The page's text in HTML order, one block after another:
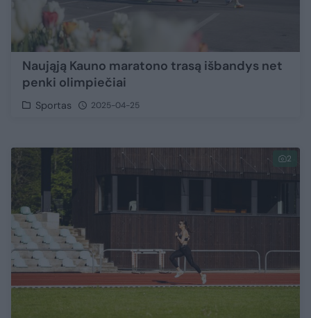
Naująją Kauno maratono trasą išbandys net
penki olimpiečiai
Sportas 2025-04-25
2